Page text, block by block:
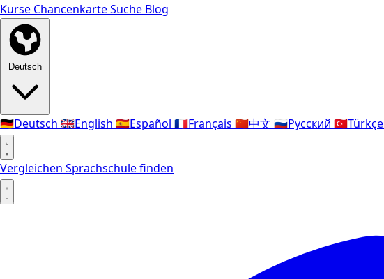
Kurse ChancenkarteSuche Blog
Deutsch
🇩🇪Deutsch 🇬🇧English 🇪🇸Español 🇫🇷Français 🇨🇳中文 🇷🇺Русский 🇹🇷Türkçe
Vergleichen Sprachschule finden